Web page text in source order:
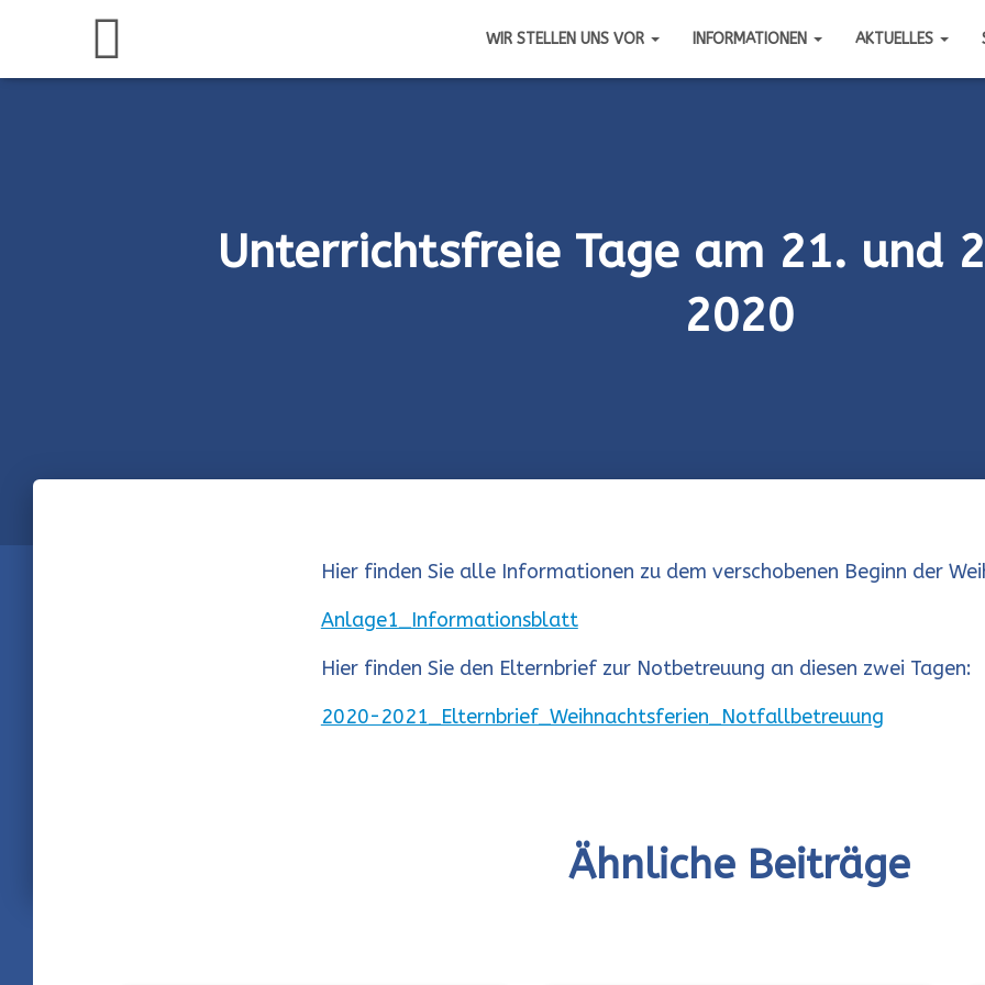
WIR STELLEN UNS VOR INFORMATIONEN AKTUELLES
Unterrichtsfreie Tage am 21. und
2020
Hier finden Sie alle Informationen zu dem verschobenen Beginn der
Anlage1_Informationsblatt
Hier finden Sie den Elternbrief zur Notbetreuung an diesen zwei Tagen:
2020-2021_Elternbrief_Weihnachtsferien_Notfallbetreuung
Ähnliche Beiträge